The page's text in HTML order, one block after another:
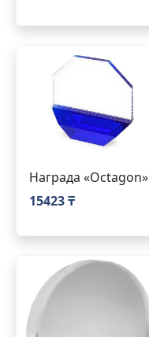
Награда «Octagon»
15423 ₸